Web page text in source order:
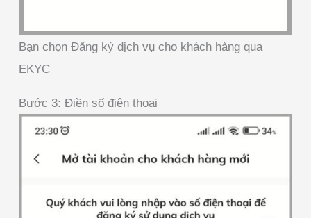
Bạn chọn Đăng ký dịch vụ cho khách hàng qua
EKYC
Bước 3: Điền số điện thoại